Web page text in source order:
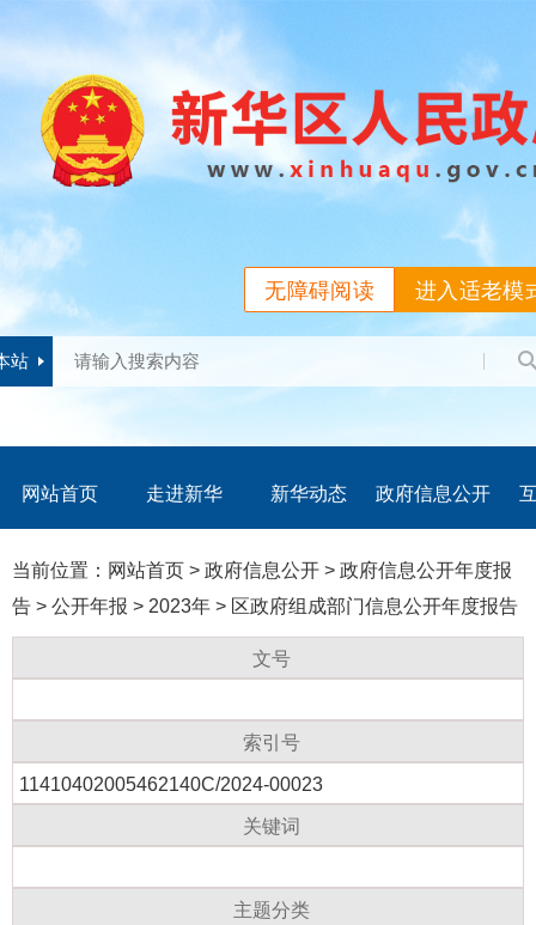
进入适老模
无障碍阅读
站
网站首页 走进新华 新华动态 政府信息公开
当前位置： 网站首页 > 政府信息公开 > 政府信息公开年度报
告 > 公开年报 > 2023年 > 区政府组成部门信息公开年度报告
文号
索引号
11410402005462140C/2024-00023
关键词
主题分类